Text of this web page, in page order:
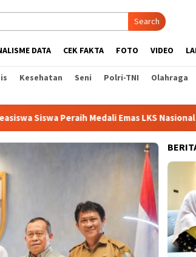
Search
DATA CEK FAKTA FOTO VIDEO
Kesehatan Seni Polri-TNI
Olahraga
Medali Emas LKS Nasional 2026